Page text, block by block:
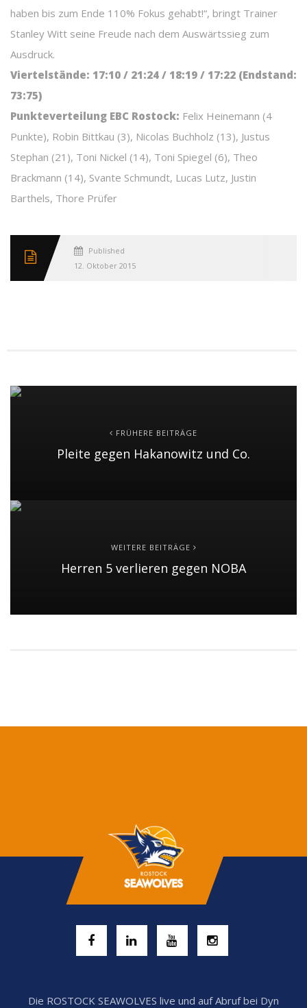
haben bis zum Ende 110% Fokus gehabt!“, bringt Trainer
Stanley Witt seine Freude nach dem Auswärtssieg zum
Ausdruck.
Viertelstände: 17:10 / 21:24 / 18:19 / 17:22 (Endstand:
73:75)
Punkteverteilung EBC Rostock: Felix Heinemann (4
Punkte), Robin Bittkau (3), Nicolas Buchholz (13), Justus
Stephan (21), Toni Nickel (14), Toni Spiegel (6), Theo
Brackmann (14), Svante Schmundt, Lucas Lutz, Justin
Barthels, Thore Prüfer
Published
12. Oktober 2015
FRÜHERE BEITRÄGE
Pleite gegen Hakanowitz und Co.
WEITERE BEITRÄGE
Herren 5 verlieren gegen NOBA
Die ROSTOCK SEAWOLVES live und auf Abruf bei Dyn